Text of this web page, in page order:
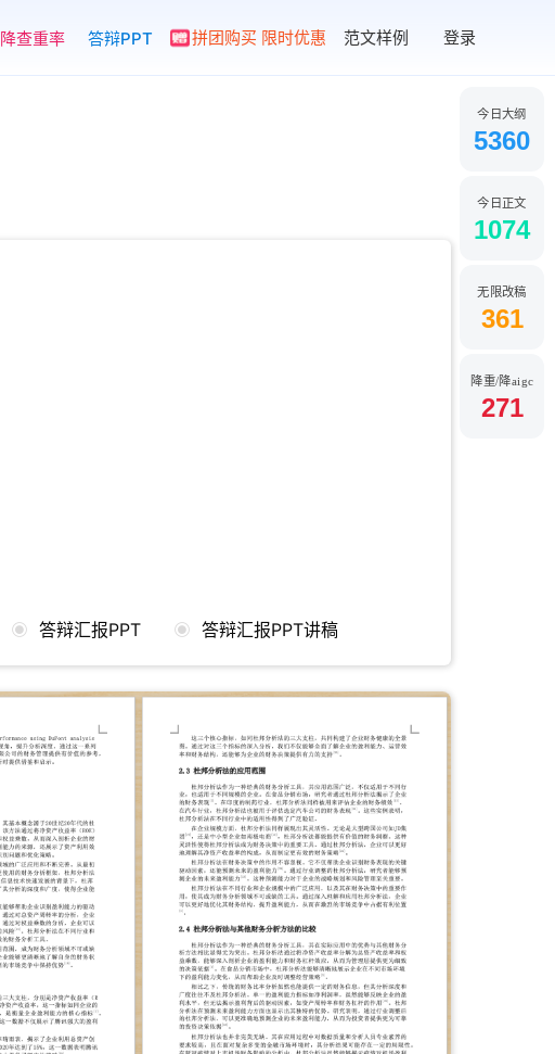
降查重率 答辩PPT 拼团购买 限时优惠 范文样例 登录
答辩汇报PPT 答辩汇报PPT讲稿
今日大纲
5360
今日正文
1074
无限改稿
361
降重/降aigc
271